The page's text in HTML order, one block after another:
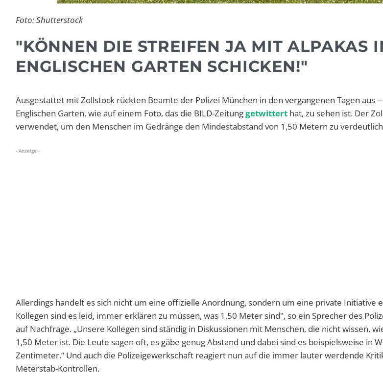
Foto: Shutterstock
"KÖNNEN DIE STREIFEN JA MIT ALPAKAS
ENGLISCHEN GARTEN SCHICKEN!"
Ausgestattet mit Zollstock rückten Beamte der Polizei München in den vergangenen Tagen aus
Englischen Garten, wie auf einem Foto, das die BILD-Zeitunggetwittert hat, zu sehen ist. Der
verwendet, um den Menschen im Gedränge den Mindestabstand von 1,50 Metern zu
- Anzeige -
Allerdings handelt es sich nicht um eine offizielle Anordnung, sondern um eine private Initiative
Kollegen sind es leid, immer erklären zu müssen, was 1,50 Meter sind", so ein Sprecher des
auf Nachfrage. „Unsere Kollegen sind ständig in Diskussionen mit Menschen, die nicht wissen,
1,50 Meter ist. Die Leute sagen oft, es gäbe genug Abstand und dabei sind es beispielsweise in
Zentimeter.“ Und auch die Polizeigewerkschaft reagiert nun auf die immer lauter werdende
Meterstab-Kontrollen.